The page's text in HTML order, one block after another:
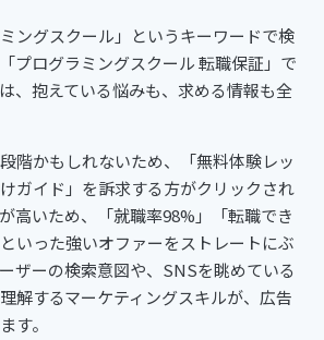
ングスクール」というキーワードで検
プログラミングスクール 転職保証」で
、抱えている悩みも、求める情報も全
階かもしれないため、「無料体験レッ
ガイド」を訴求する方がクリックされ
高いため、「就職率98%」「転職でき
いった強いオファーをストレートにぶ
ザーの検索意図や、SNSを眺めている
解するマーケティングスキルが、広告
す。